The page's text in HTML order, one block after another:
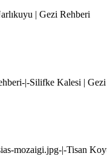
| Gezi Rehberi
|-Silifke Kalesi | Gezi
mozaigi.jpg-|-Tisan